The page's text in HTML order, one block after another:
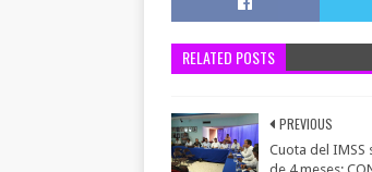
RELATED POSTS
PREVIOUS
Cuota del